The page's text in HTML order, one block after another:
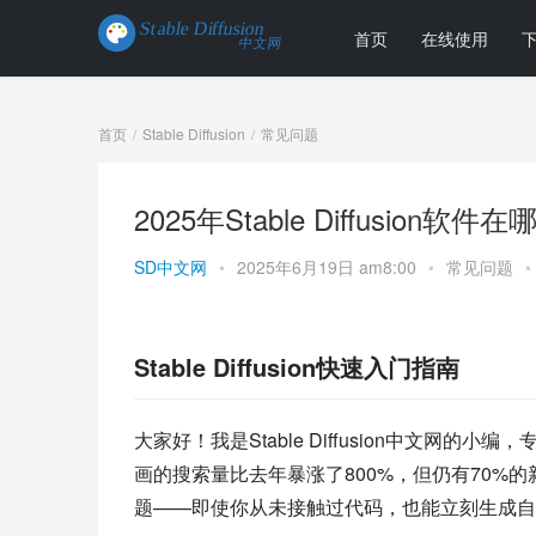
首页 在线使用
首页 Stable Diffusion 常见问题
2025年Stable Diffusion软件在
SD中文网 • 2025年6月19日 am8:00 • 常见问题 •
Stable Diffusion快速入门指南
大家好！我是Stable Diffusion中文网的小编，
画的搜索量比去年暴涨了800%，但仍有70%
题——即使你从未接触过代码，也能立刻生成